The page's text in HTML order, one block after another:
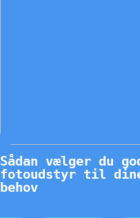
Sådan vælger du
fotoudstyr til
behov